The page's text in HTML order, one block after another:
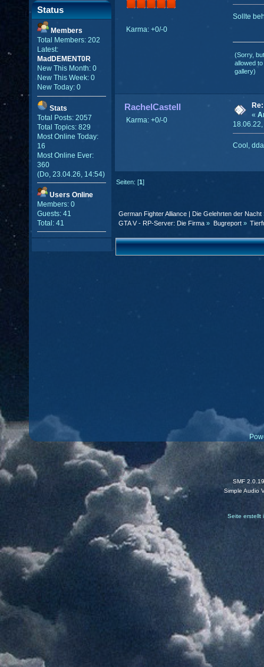
Status
Members
Total Members: 202
Latest:
MadDEMENT0R
New This Month: 0
New This Week: 0
New Today: 0
Stats
Total Posts: 2057
Total Topics: 829
Most Online Today:
16
Most Online Ever:
360
(Do, 23.04.26, 14:54)
Users Online
Members: 0
Guests: 41
Total: 41
Karma: +0/-0
Sollte
(Sorry,
allowed
gallery)
RachelCastell
Karma: +0/-0
«
Cool,
Seiten: [1]
German Fighter Alliance | Die Gelehrten der Nacht
GTA V - RP-Server: Die Firma » Bugreport»
SMF 2.0.19
Simple Audio
Seite erstellt